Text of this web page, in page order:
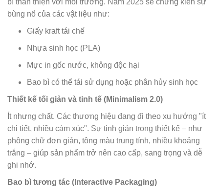
bì thân thiện với môi trường. Năm 2025 sẽ chứng kiến sự
bùng nổ của các vật liệu như:
Giấy kraft tái chế
Nhựa sinh học (PLA)
Mực in gốc nước, không độc hại
Bao bì có thể tái sử dụng hoặc phân hủy sinh học
Thiết kế tối giản và tinh tế (Minimalism 2.0)
Ít nhưng chất. Các thương hiệu đang đi theo xu hướng "ít
chi tiết, nhiều cảm xúc". Sự tinh giản trong thiết kế – như
phông chữ đơn giản, tông màu trung tính, nhiều khoảng
trắng – giúp sản phẩm trở nên cao cấp, sang trọng và dễ
ghi nhớ.
Bao bì tương tác (Interactive Packaging)